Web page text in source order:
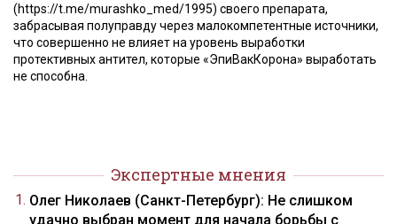
(https://t.me/murashko_med/1995) своего препарата,
забрасывая полуправду через малокомпетентные источники,
что совершенно не влияет на уровень выработки
протективных антител, которые «ЭпиВакКорона» выработать
не способна.
Экспертные мнения
Олег Николаев (Санкт-Петербург): Не слишком
удачно выбран момент для начала борьбы с